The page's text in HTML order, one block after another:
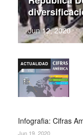
Jun 12, 2020
Infografia: Cifras
ACTUALIDAD
Jun 19, 2020